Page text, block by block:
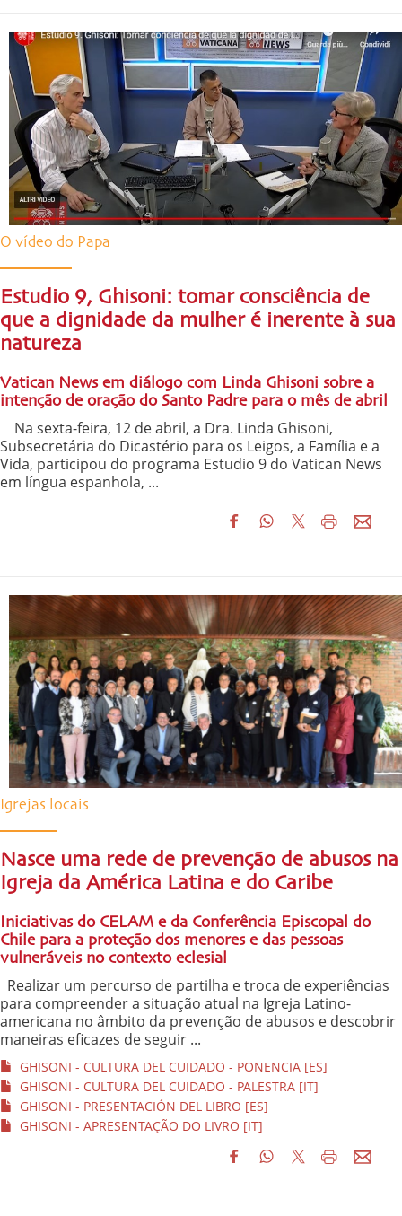
O vídeo do Papa
Estudio 9, Ghisoni: tomar consciência de
que a dignidade da mulher é inerente à sua
natureza
Vatican News em diálogo com Linda Ghisoni sobre a
intenção de oração do Santo Padre para o mês de abril
Na sexta-feira, 12 de abril, a Dra. Linda Ghisoni,
Subsecretária do Dicastério para os Leigos, a Família e a
Vida, participou do programa Estudio 9 do Vatican News
em língua espanhola, ...
Igrejas locais
Nasce uma rede de prevenção de abusos na
Igreja da América Latina e do Caribe
Iniciativas do CELAM e da Conferência Episcopal do
Chile para a proteção dos menores e das pessoas
vulneráveis no contexto eclesial
Realizar um percurso de partilha e troca de experiências
para compreender a situação atual na Igreja Latino-
americana no âmbito da prevenção de abusos e descobrir
maneiras eficazes de seguir ...
GHISONI - CULTURA DEL CUIDADO - PONENCIA [ES]
GHISONI - CULTURA DEL CUIDADO - PALESTRA [IT]
GHISONI - PRESENTACIÓN DEL LIBRO [ES]
GHISONI - APRESENTAÇÃO DO LIVRO [IT]